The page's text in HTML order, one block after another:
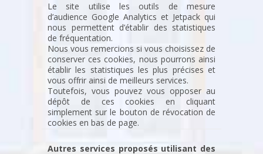
Le site utilise les outils de mesure
d’audience Google Analytics et Jetpack qui
nous permettent d’établir des statistiques
de fréquentation.
Nous vous remercions si vous choisissez de
conserver ces cookies, nous pourrons ainsi
établir les statistiques les plus précises et
vous offrir ainsi de meilleurs services.
Toutefois, vous pouvez vous opposer au
dépôt de ces cookies en cliquant
simplement sur le bouton de révocation de
cookies en bas de page.
Autres services proposés utilisant des